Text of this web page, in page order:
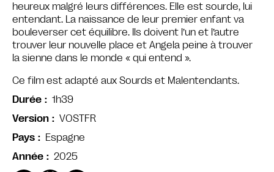
heureux malgré leurs différences. Elle est sourde, lui
entendant. La naissance de leur premier enfant va
bouleverser cet équilibre. Ils doivent l’un et l’autre
trouver leur nouvelle place et Angela peine à trouver
la sienne dans le monde « qui entend ».
Ce film est adapté aux Sourds et Malentendants.
Durée
1h39
Version
VOSTFR
Pays
Espagne
Année
2025